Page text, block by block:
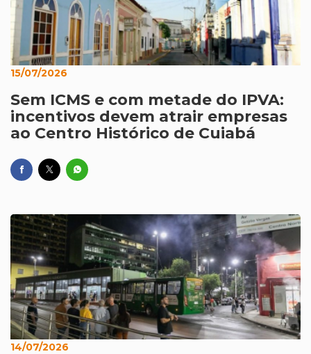
15/07/2026
Sem ICMS e com metade do IPVA:
incentivos devem atrair empresas
ao Centro Histórico de Cuiabá
14/07/2026